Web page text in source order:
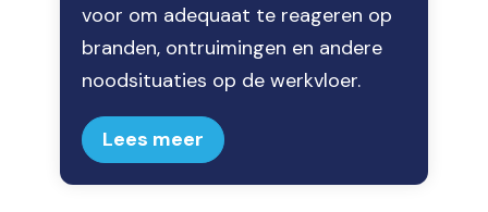
voor om adequaat te reageren op
branden, ontruimingen en andere
noodsituaties op de werkvloer.
Lees meer